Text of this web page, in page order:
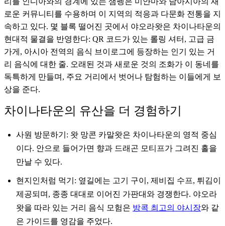
로운 커뮤니티를 수용하며 이 지역의 적응과 다문화 전통을 지
속하고 있다. 몇 블록 떨어진 곳에서 야오라왓은 차이나타운의
현대적 물결을 반영한다: QR 코드가 있는 롤링 셔터, 고급 금
가게, 아시아 전역의 음식 브이로그에 등장하는 인기 있는 거
리 음식에 대한 줄. 오래된 것과 새로운 것의 조화가 이 동네를
독특하게 만들며, 주요 거리에서 벗어나 탐험하는 이들에게 보
상을 준다.
차이나타운의 유산을 더 경험하기
사원 방문하기: 왓 망콘 카말왓은 차이나타운의 영적 중심
이다. 안으로 들어가면 향과 드래곤 모티프가 그려진 홀을
만날 수 있다.
현지인처럼 먹기: 옆길에는 고기 구이, 제비집 수프, 튀김이
제공되며, 종종 대대로 이어진 가판대와 경쟁한다. 야오라
왓을 따라 있는 거리 음식 모험은 방콕 최고의 야시장와 같
은 가이드를 영감을 주었다.